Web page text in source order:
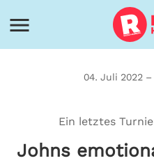
04. Juli 2022
Ein letztes
Johns